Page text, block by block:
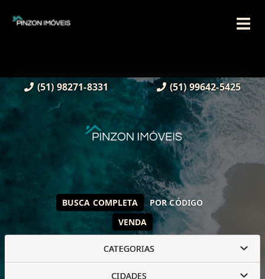
(51) 98271-8331 (51) 99642-5425
VENDA
BUSCA COMPLETA POR CÓDIGO
CATEGORIAS
CIDADES